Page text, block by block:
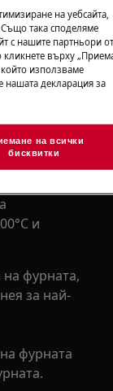
изпекат
за
и
на фурната,
за най-
фурната
на уебсайта,
така споделяме
с нашите партньори
кликнете върху
който използваме
нашата декларация за
на всички
бисквитки